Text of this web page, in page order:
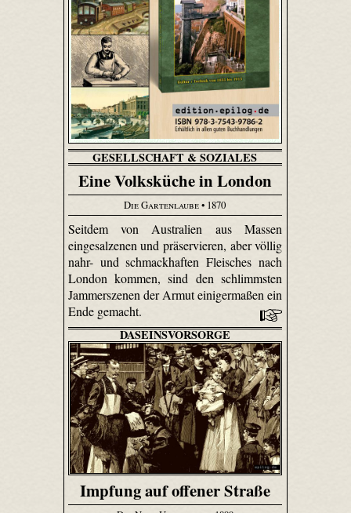
GESELLSCHAFT & SOZIALES
Eine Volksküche in London
Die Gartenlaube• 1870
Seitdem von Australien aus Massen
eingesalzenen und präservieren, aber völlig
nahr- und schmackhaften Fleisches nach
London kommen, sind den schlimmsten
Jammerszenen der Armut einigermaßen ein
Ende gemacht.
DASEINSVORSORGE
Impfung auf offener Straße